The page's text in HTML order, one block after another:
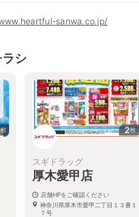
sanwa.co.jp/
シ
枚 2枚
スギドラッグ
厚木愛甲店
店舗HPをご確認ください
神奈川県厚木市愛甲二丁目１３番１
７号